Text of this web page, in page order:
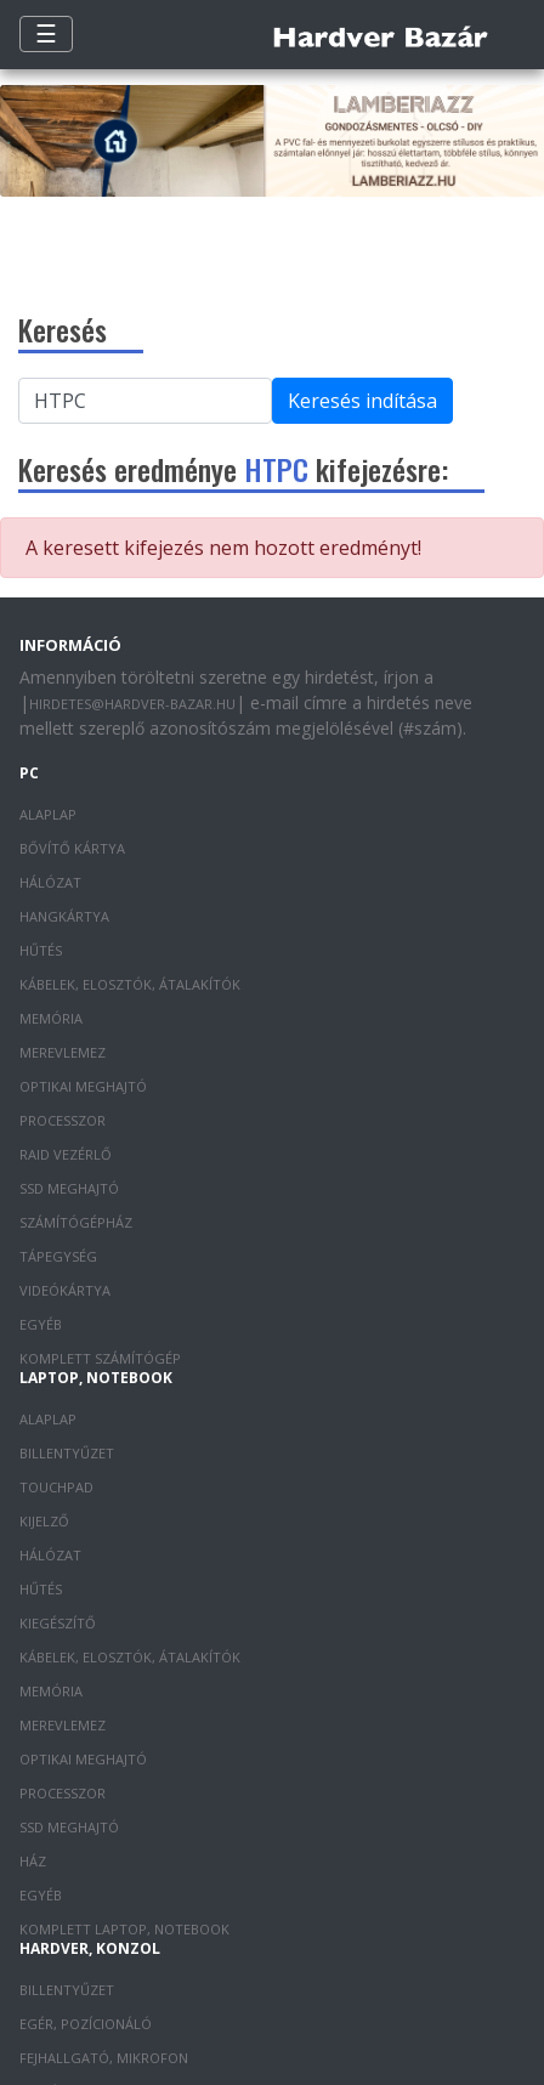
☰
Keresés
Keresés indítása
Keresés eredménye HTPC kifejezésre:
A keresett kifejezés nem hozott eredményt!
INFORMÁCIÓ
Amennyiben töröltetni szeretne egy hirdetést, írjon a
| HIRDETES@HARDVER-BAZAR.HU | e-mail címre a hirdetés neve
mellett szereplő azonosítószám megjelölésével (#szám).
PC
ALAPLAP
BŐVÍTŐ KÁRTYA
HÁLÓZAT
HANGKÁRTYA
HŰTÉS
KÁBELEK, ELOSZTÓK, ÁTALAKÍTÓK
MEMÓRIA
MEREVLEMEZ
OPTIKAI MEGHAJTÓ
PROCESSZOR
RAID VEZÉRLŐ
SSD MEGHAJTÓ
SZÁMÍTÓGÉPHÁZ
TÁPEGYSÉG
VIDEÓKÁRTYA
EGYÉB
KOMPLETT SZÁMÍTÓGÉP
LAPTOP, NOTEBOOK
ALAPLAP
BILLENTYŰZET
TOUCHPAD
KIJELZŐ
HÁLÓZAT
HŰTÉS
KIEGÉSZÍTŐ
KÁBELEK, ELOSZTÓK, ÁTALAKÍTÓK
MEMÓRIA
MEREVLEMEZ
OPTIKAI MEGHAJTÓ
PROCESSZOR
SSD MEGHAJTÓ
HÁZ
EGYÉB
KOMPLETT LAPTOP, NOTEBOOK
HARDVER, KONZOL
BILLENTYŰZET
EGÉR, POZÍCIONÁLÓ
FEJHALLGATÓ, MIKROFON